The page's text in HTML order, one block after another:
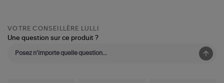
VOTRE CONSEILLÈRE LULLI
Une question sur ce produit ?